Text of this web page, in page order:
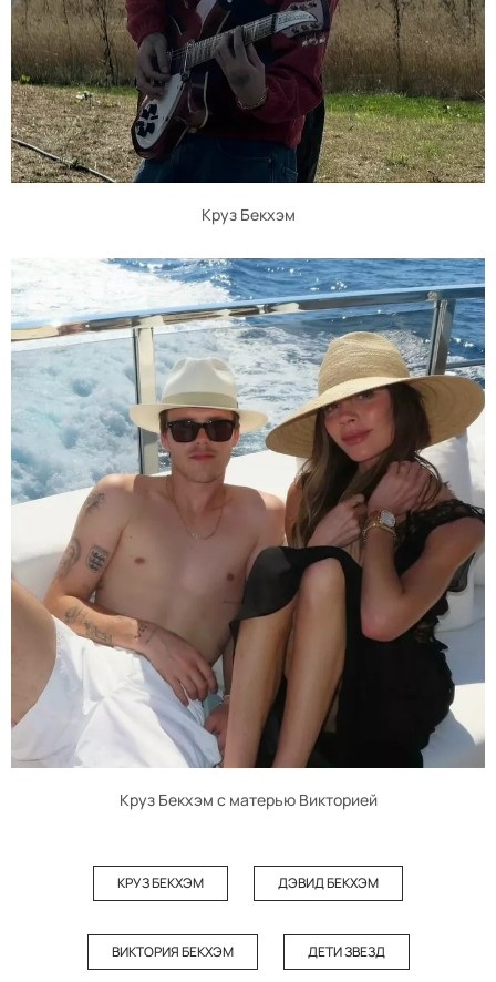
Круз Бекхэм
Круз Бекхэм с матерью Викторией
КРУЗ БЕКХЭМ ДЭВИД БЕКХЭМ
ВИКТОРИЯ БЕКХЭМ ДЕТИ ЗВЕЗД